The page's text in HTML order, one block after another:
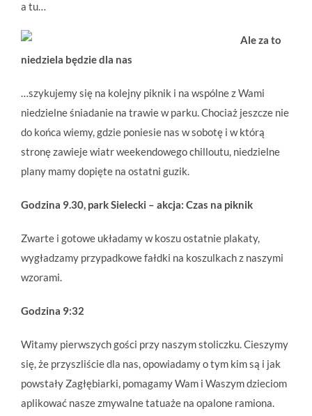
a tu…
Ale za to
niedziela będzie dla nas
…szykujemy się na kolejny piknik i na wspólne z Wami
niedzielne śniadanie na trawie w parku. Chociaż jeszcze nie
do końca wiemy, gdzie poniesie nas w sobotę i w którą
stronę zawieje wiatr weekendowego chilloutu, niedzielne
plany mamy dopięte na ostatni guzik.
Godzina 9.30, park Sielecki – akcja: Czas na piknik
Zwarte i gotowe układamy w koszu ostatnie plakaty,
wygładzamy przypadkowe fałdki na koszulkach z naszymi
wzorami.
Godzina 9:32
Witamy pierwszych gości przy naszym stoliczku. Cieszymy
się, że przyszliście dla nas, opowiadamy o tym kim są i jak
powstały Zagłębiarki, pomagamy Wam i Waszym dzieciom
aplikować nasze zmywalne tatuaże na opalone ramiona.